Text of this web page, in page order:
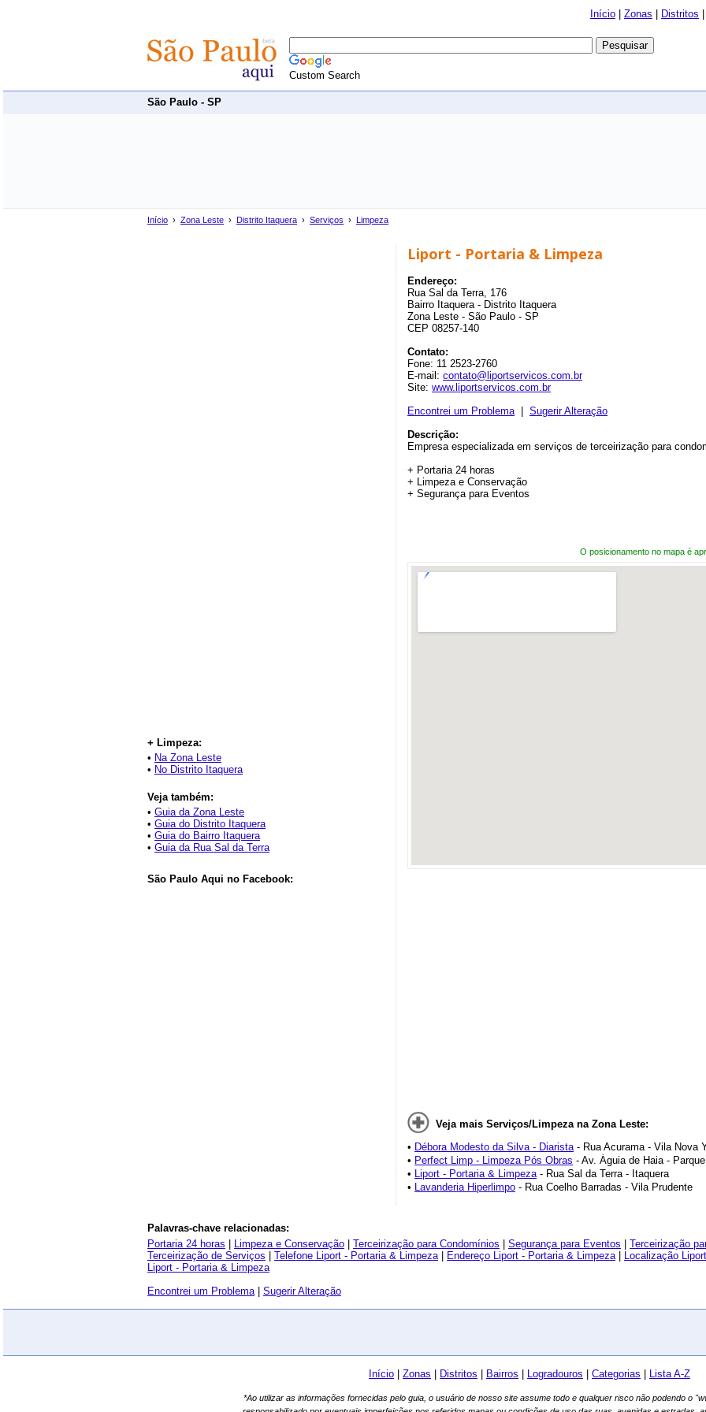
Início Zonas Distritos
Custom Search
São Paulo - SP
Início › Zona Leste › Distrito Itaquera › Serviços › Limpeza
+ Limpeza:
• Na Zona Leste
• No Distrito Itaquera
Veja também:
• Guia da Zona Leste
• Guia do Distrito Itaquera
• Guia do Bairro Itaquera
• Guia da Rua Sal da Terra
São Paulo Aqui no Facebook:
Liport - Portaria & Limpeza
Endereço:
Rua Sal da Terra, 176
Bairro Itaquera - Distrito Itaquera
Zona Leste - São Paulo - SP
CEP 08257-140
Contato:
Fone: 11 2523-2760
E-mail: contato@liportservicos.com.br
Site: www.liportservicos.com.br
Encontrei um Problema| Sugerir Alteração
Descrição:
Empresa especializada em serviços de terceirização para
+ Portaria 24 horas
+ Limpeza e Conservação
+ Segurança para Eventos
O posicionamento no mapa é
Veja mais Serviços/Limpeza na Zona Leste:
• Débora Modesto da Silva - Diarista- Rua Acurama - Vila Nova
• Perfect Limp - Limpeza Pós Obras - Av. Águia de Haia -
• Liport - Portaria & Limpeza- Rua Sal da Terra - Itaquera
• Lavanderia Hiperlimpo - Rua Coelho Barradas - Vila Prudente
Palavras-chave relacionadas:
Portaria 24 horas
Limpeza e Conservação Terceirização para Condomínios Segurança para Eventos Terceirização
Terceirização de Serviços
Telefone Liport - Portaria & Limpeza| Endereço Liport - Portaria & Limpeza| Localização
Liport - Portaria & Limpeza
Encontrei um Problema| Sugerir Alteração
Início Zonas Distritos Bairros Logradouros Categorias Lista A-Z
*Ao utilizar as informações fornecidas pelo guia, o usuário de nosso site assume todo e qualquer risco não podendo o